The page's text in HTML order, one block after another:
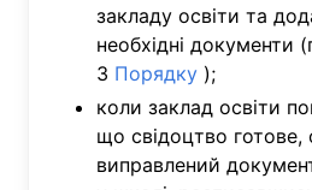
закладу освіти та
необхідні документи
3 Порядку );
коли заклад освіти
що свідоцтво готове,
виправлений